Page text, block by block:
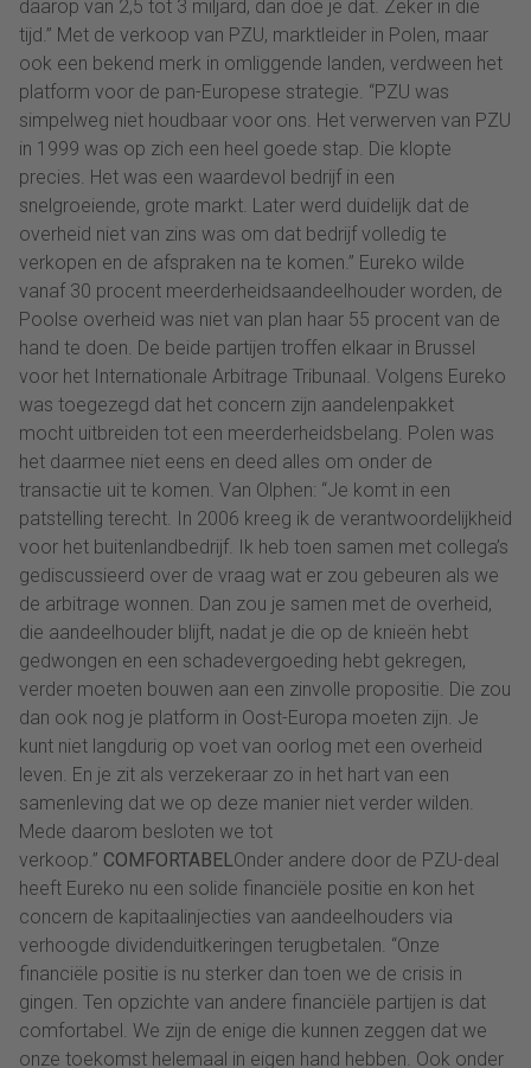
daarop van 2,5 tot 3 miljard, dan doe je dat. Zeker in die
tijd.” Met de verkoop van PZU, marktleider in Polen, maar
ook een bekend merk in omliggende landen, verdween het
platform voor de pan-Europese strategie. “PZU was
simpelweg niet houdbaar voor ons. Het verwerven van PZU
in 1999 was op zich een heel goede stap. Die klopte
precies. Het was een waardevol bedrijf in een
snelgroeiende, grote markt. Later werd duidelijk dat de
overheid niet van zins was om dat bedrijf volledig te
verkopen en de afspraken na te komen.” Eureko wilde
vanaf 30 procent meerderheidsaandeelhouder worden, de
Poolse overheid was niet van plan haar 55 procent van de
hand te doen. De beide partijen troffen elkaar in Brussel
voor het Internationale Arbitrage Tribunaal. Volgens Eureko
was toegezegd dat het concern zijn aandelenpakket
mocht uitbreiden tot een meerderheidsbelang. Polen was
het daarmee niet eens en deed alles om onder de
transactie uit te komen. Van Olphen: “Je komt in een
patstelling terecht. In 2006 kreeg ik de verantwoordelijkheid
voor het buitenlandbedrijf. Ik heb toen samen met collega’s
gediscussieerd over de vraag wat er zou gebeuren als we
de arbitrage wonnen. Dan zou je samen met de overheid,
die aandeelhouder blijft, nadat je die op de knieën hebt
gedwongen en een schadevergoeding hebt gekregen,
verder moeten bouwen aan een zinvolle propositie. Die zou
dan ook nog je platform in Oost-Europa moeten zijn. Je
kunt niet langdurig op voet van oorlog met een overheid
leven. En je zit als verzekeraar zo in het hart van een
samenleving dat we op deze manier niet verder wilden.
Mede daarom besloten we tot
verkoop.” COMFORTABELOnder andere door de PZU-deal
heeft Eureko nu een solide financiële positie en kon het
concern de kapitaalinjecties van aandeelhouders via
verhoogde dividenduitkeringen terugbetalen. “Onze
financiële positie is nu sterker dan toen we de crisis in
gingen. Ten opzichte van andere financiële partijen is dat
comfortabel. We zijn de enige die kunnen zeggen dat we
onze toekomst helemaal in eigen hand hebben. Ook onder